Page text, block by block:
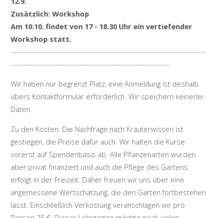
Zusätzlich: Workshop
Am 10.10. findet von 17 - 18.30 Uhr ein vertiefender
Workshop statt.
--------------------------------------------------------------------------------
-----------------------------------------------------------------
Wir haben nur begrenzt Platz, eine Anmeldung ist deshalb
übers Kontaktformular erforderlich. Wir speichern keinerlei
Daten.
Zu den Kosten: Die Nachfrage nach Kräuterwissen ist
gestiegen, die Preise dafür auch. Wir halten die Kurse
vorerst auf Spendenbasis ab. Alle Pflanzenarten wurden
aber privat finanziert und auch die Pflege des Gartens
erfolgt in der Freizeit. Daher freuen wir uns über eine
angemessene Wertschätzung, die den Garten fortbestehen
lässt. Einschließlich Verkostung veranschlagen wir pro